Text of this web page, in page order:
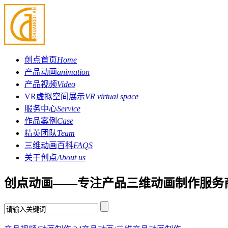
创点首页Home
产品动画animation
产品视频Video
VR虚拟空间展示VR virtual space
服务中心Service
作品案例 Case
精英团队Team
三维动画百科FAQS
关于创点About us
创点动画——专注产品三维动画制作服务